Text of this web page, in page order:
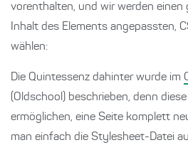
vorenthalten, und wir werden einen
Inhalt des Elements angepassten,
wählen:
Die Quintessenz dahinter wurde im
(Oldschool) beschrieben, denn
ermöglichen, eine Seite komplett
man einfach die Stylesheet-Datei